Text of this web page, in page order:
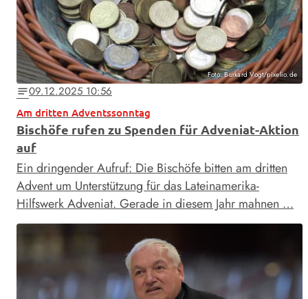
Foto: Burkard Vogt/pixelio.de
notes09.12.2025 10:56
Am dritten Adventssonntag
Bischöfe rufen zu Spenden für Adveniat-Aktion
auf
Ein dringender Aufruf: Die Bischöfe bitten am dritten
Advent um Unterstützung für das Lateinamerika-
Hilfswerk Adveniat. Gerade in diesem Jahr mahnen …